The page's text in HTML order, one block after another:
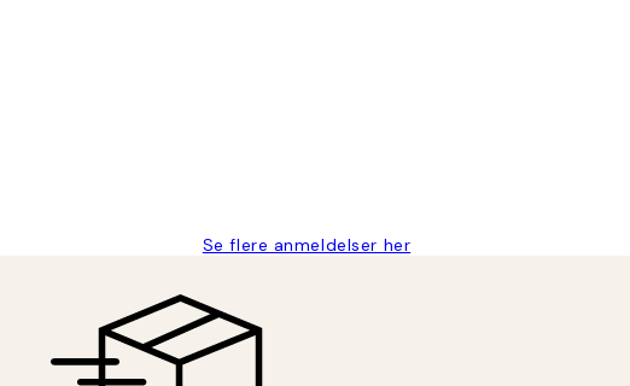
Se flere anmeldelser her